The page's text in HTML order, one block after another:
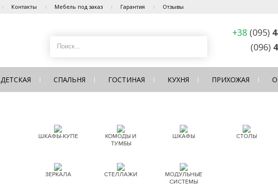
Контакты Мебель под заказ Гарантия Отзывы
+38 (095)
(096)
ДЕТСКАЯ СПАЛЬНЯ ГОСТИНАЯ КУХНЯ ПРИХОЖАЯ
ШКАФЫ-КУПЕ
КОМОДЫ И
ТУМБЫ
ШКАФЫ СТОЛЫ
ЗЕРКАЛА СТЕЛЛАЖИ
МОДУЛЬНЫЕ
СИСТЕМЫ